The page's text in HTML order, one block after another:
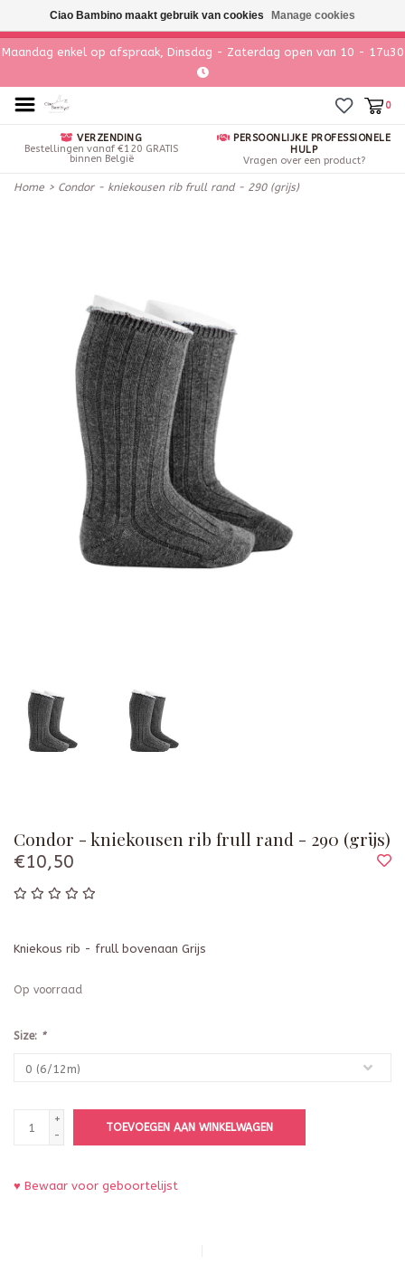
Maandag enkel op afspraak, Dinsdag - Zaterdag open van 10 - 17u30
0
VERZENDING
Bestellingen vanaf €120 GRATIS
binnen België
PERSOONLIJKE PROFESSIONELE
HULP
Vragen over een product?
Home > Condor - kniekousen rib frull rand - 290 (grijs)
Condor - kniekousen rib frull rand - 290 (grijs)
€10,50
Kniekous rib - frull bovenaan Grijs
Op voorraad
Size: *
+
-
TOEVOEGEN AAN WINKELWAGEN
♥ Bewaar voor geboortelijst
Ciao Bambino maakt gebruik van cookies Manage cookies